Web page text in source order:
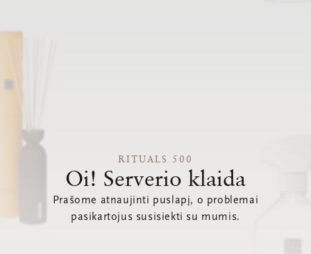
RITUALS 500
Oi! Serverio klaida
Prašome atnaujinti puslapį, o problemai
pasikartojus susisiekti su mumis.